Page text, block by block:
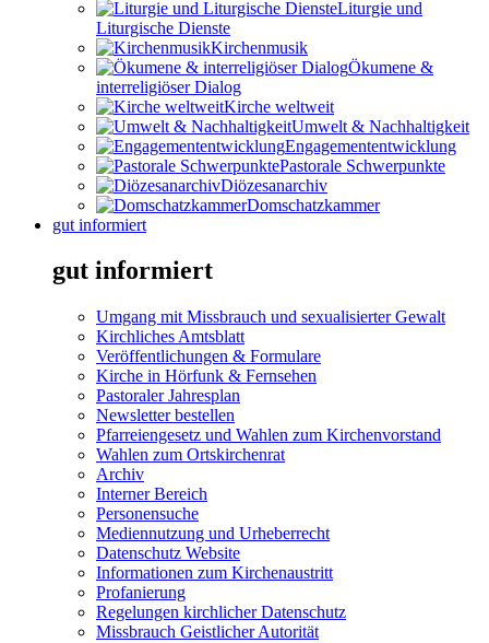
Liturgie und
Liturgische Dienste
Kirchenmusik
Ökumene &
interreligiöser Dialog
Kirche weltweit
Umwelt & Nachhaltigkeit
Engagemententwicklung
Pastorale Schwerpunkte
Diözesanarchiv
Domschatzkammer
gut informiert
gut informiert
Umgang mit Missbrauch und sexualisierter Gewalt
Kirchliches Amtsblatt
Veröffentlichungen & Formulare
Kirche in Hörfunk & Fernsehen
Pastoraler Jahresplan
Newsletter bestellen
Pfarreiengesetz und Wahlen zum Kirchenvorstand
Wahlen zum Ortskirchenrat
Archiv
Interner Bereich
Personensuche
Mediennutzung und Urheberrecht
Datenschutz Website
Informationen zum Kirchenaustritt
Profanierung
Regelungen kirchlicher Datenschutz
Missbrauch Geistlicher Autorität